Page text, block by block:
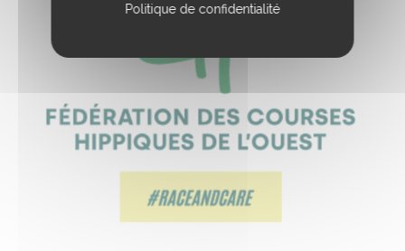
Politique de confidentialité